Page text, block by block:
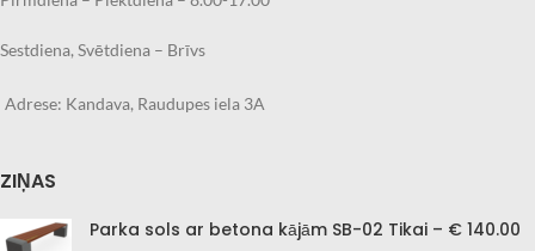
atkarībā no noslodzes.
Sestdiena, Svētdiena – Brīvs
Adrese: Kandava, Raudupes iela 3A
ZIŅAS
Parka sols ar betona kājām SB-02 Tikai – € 140.00